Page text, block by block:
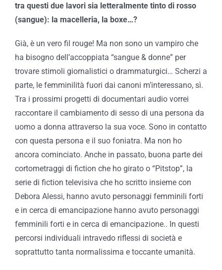
tra questi due lavori sia letteralmente tinto di rosso
(sangue): la macelleria, la boxe…?
Già, è un vero fil rouge! Ma non sono un vampiro che
ha bisogno dell’accoppiata “sangue & donne” per
trovare stimoli giornalistici o drammaturgici… Scherzi a
parte, le femminilità fuori dai canoni m’interessano, sì.
Tra i prossimi progetti di documentari audio vorrei
raccontare il cambiamento di sesso di una persona da
uomo a donna attraverso la sua voce. Sono in contatto
con questa persona e il suo foniatra. Ma non ho
ancora cominciato. Anche in passato, buona parte dei
cortometraggi di fiction che ho girato o “Pitstop”, la
serie di fiction televisiva che ho scritto insieme con
Debora Alessi, hanno avuto personaggi femminili forti
e in cerca di emancipazione hanno avuto personaggi
femminili forti e in cerca di emancipazione.. In questi
percorsi individuali intravedo riflessi di società e
soprattutto tanta normalissima e toccante umanità.